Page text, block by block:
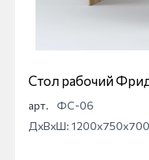
Стол рабочий
арт.
ФС-06
ДхВхШ: